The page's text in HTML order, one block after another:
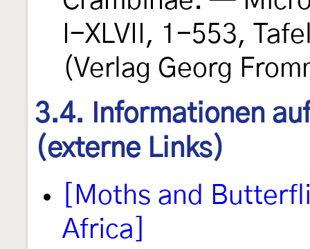
I-XLVII, 1-553,
(Verlag Georg
3.4. Informationen
(externe Links)
[Moths and
Africa]